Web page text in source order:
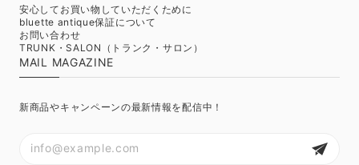
安心してお買い物していただくために
bluette antique保証について
お問い合わせ
TRUNK・SALON（トランク・サロン）
MAIL MAGAZINE
新商品やキャンペーンの最新情報を配信中！